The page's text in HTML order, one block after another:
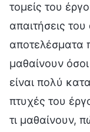
τομείς του
απαιτήσεις
αποτελέσματα
μαθαίνουν
είναι πολύ
πτυχές του
τι μαθαίνουν,